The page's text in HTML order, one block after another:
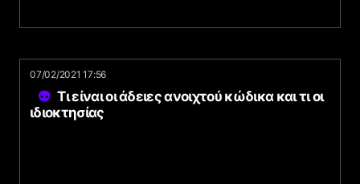
07/02/2021 17:56
Τι είναι οι άδειες ανοιχτού κώδικα και τι οι
ιδιοκτησίας